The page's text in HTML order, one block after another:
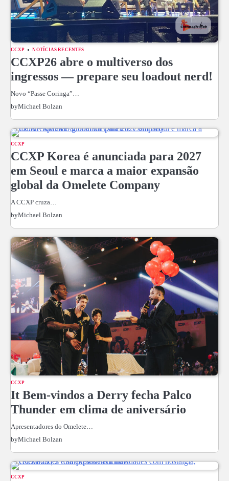
CCXP NOTÍCIAS RECENTES
CCXP26 abre o multiverso dos
ingressos — prepare seu loadout nerd!
Novo “Passe Coringa”…
byMichael Bolzan
CCXP
CCXP Korea é anunciada para 2027
em Seoul e marca a maior expansão
global da Omelete Company
A CCXP cruza…
byMichael Bolzan
CCXP
It Bem-vindos a Derry fecha Palco
Thunder em clima de aniversário
Apresentadores do Omelete…
byMichael Bolzan
CCXP